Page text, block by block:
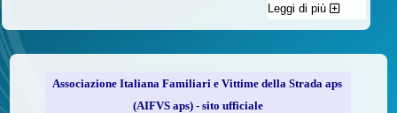
C'è un modo di contribuire alle attività dell’A.I.F.V.S. a favore
delle vittime della strada e per dare giustizia ai superstiti ed ai
loro familiari che non costa nulla: devolvere il 5 per mille della
Leggi di più
Associazione Italiana Familiari e Vittime della Strada aps
(AIFVS aps) - sito ufficiale